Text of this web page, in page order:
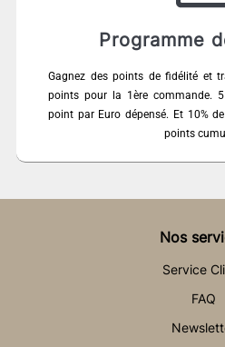
Programme
Gagnez des points de fidélité et
points pour la 1ère commande.
point par Euro dépensé. Et 10%
points
Nos
Service
FAQ